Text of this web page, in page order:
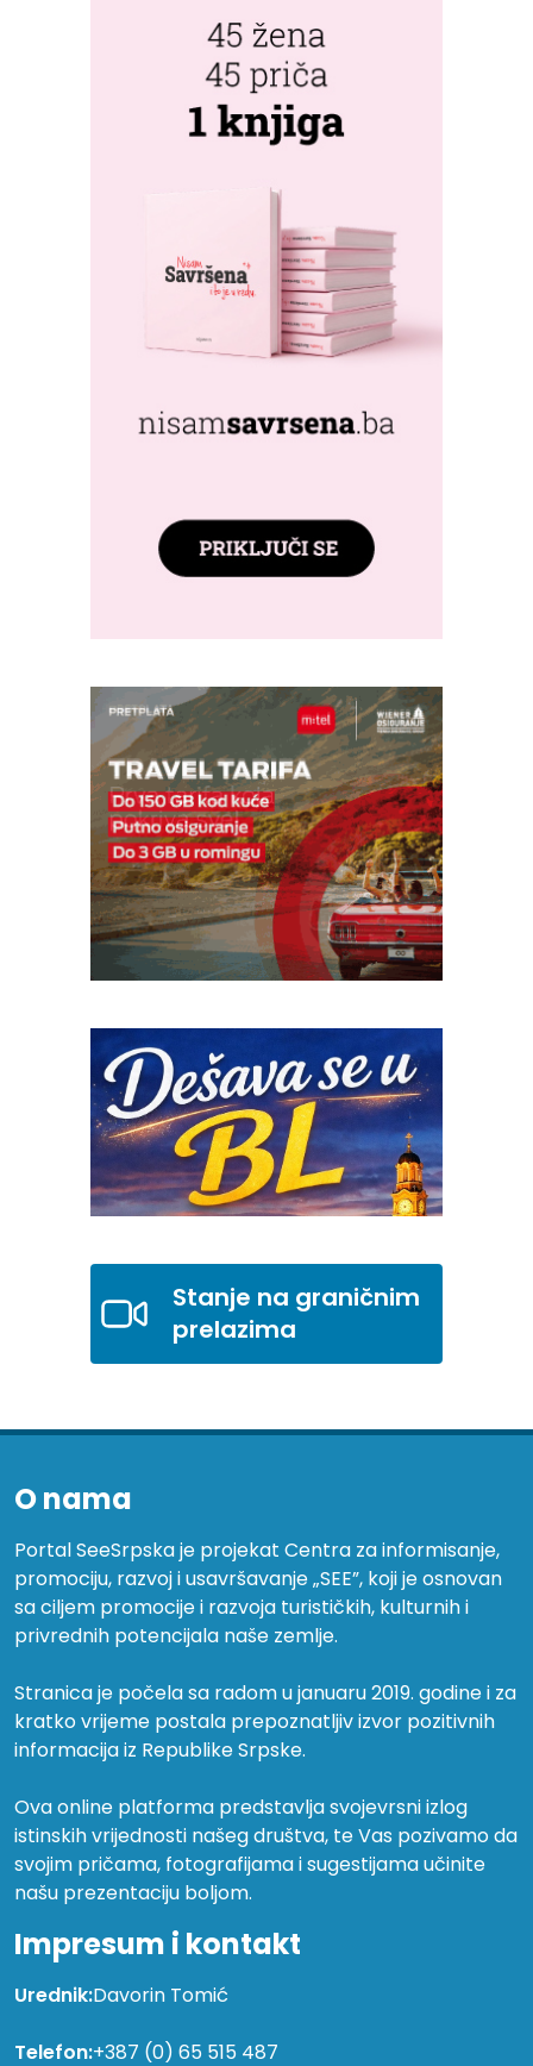
Stanje na graničnim
prelazima
O nama
Portal SeeSrpska je projekat Centra za informisanje,
promociju, razvoj i usavršavanje „SEE”, koji je osnovan
sa ciljem promocije i razvoja turističkih, kulturnih i
privrednih potencijala naše zemlje.
Stranica je počela sa radom u januaru 2019. godine i za
kratko vrijeme postala prepoznatljiv izvor pozitivnih
informacija iz Republike Srpske.
Ova online platforma predstavlja svojevrsni izlog
istinskih vrijednosti našeg društva, te Vas pozivamo da
svojim pričama, fotografijama i sugestijama učinite
našu prezentaciju boljom.
Impresum i kontakt
Urednik:Davorin Tomić
Telefon:+387 (0) 65 515 487